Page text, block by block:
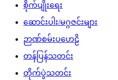
စိုက်ပျိုးရေး
ဆောင်းပါး/မဂ္ဂဇင်းများ
ဉာဏ်စမ်းပဟေဠိ
တန်ပြန်သတင်း
တိုက်ပွဲသတင်း